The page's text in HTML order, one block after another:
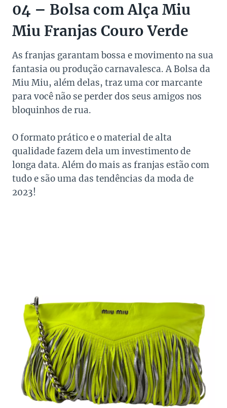
04 – Bolsa com Alça Miu
Miu Franjas Couro Verde
As franjas garantam bossa e movimento na sua
fantasia ou produção carnavalesca. A Bolsa da
Miu Miu, além delas, traz uma cor marcante
para você não se perder dos seus amigos nos
bloquinhos de rua.
O formato prático e o material de alta
qualidade fazem dela um investimento de
longa data. Além do mais as franjas estão com
tudo e são uma das tendências da moda de
2023!